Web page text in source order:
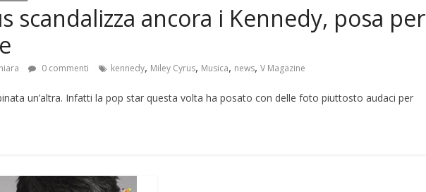
scandalizza ancora i Kennedy, posa per
0 commenti kennedy, Miley Cyrus, Musica, news, V Magazine
un’altra. Infatti la pop star questa volta ha posato con delle foto piuttosto audaci per